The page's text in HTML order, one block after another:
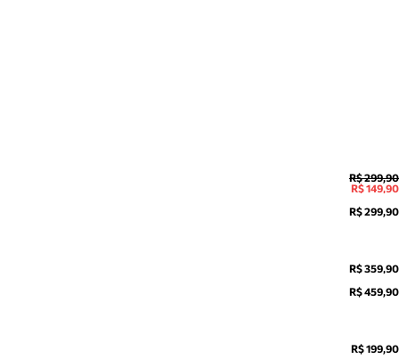
R$ 299,90
R$ 149,90
R$ 299,90
R$ 359,90
R$ 459,90
R$ 199,90